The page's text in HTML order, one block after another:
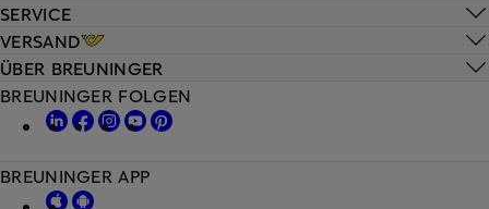
SERVICE
VERSAND
ÜBER BREUNINGER
BREUNINGER FOLGEN
BREUNINGER APP